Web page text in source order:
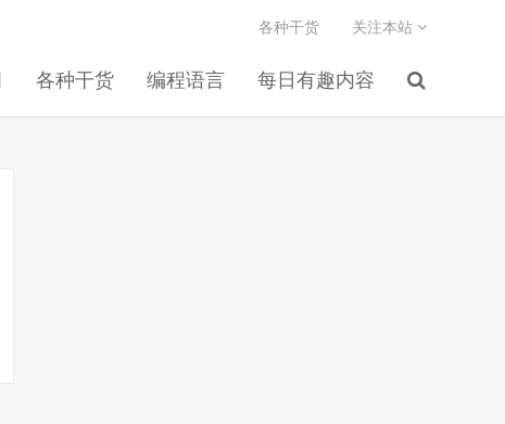
各种干货 编程语言 每日有趣内容
各种干货 关注本站